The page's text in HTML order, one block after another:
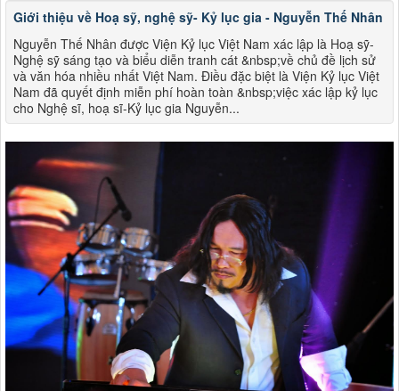
Giới thiệu về Hoạ sỹ, nghệ sỹ- Kỷ lục gia - Nguyễn Thế Nhân
Nguyễn Thế Nhân được Viện Kỷ lục Việt Nam xác lập là Hoạ sỹ-
Nghệ sỹ sáng tạo và biểu diễn tranh cát &nbsp;về chủ đề lịch sử
và văn hóa nhiều nhất Việt Nam. Điều đặc biệt là Viện Kỷ lục Việt
Nam đã quyết định miễn phí hoàn toàn &nbsp;việc xác lập kỷ lục
cho Nghệ sĩ, hoạ sĩ-Kỷ lục gia Nguyễn...